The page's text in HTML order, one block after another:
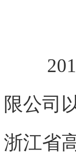
限公司
浙江省